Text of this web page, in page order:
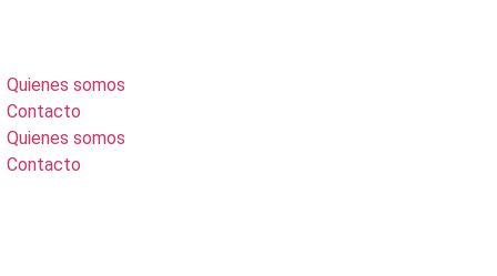
Quienes somos
Contacto
Quienes somos
Contacto